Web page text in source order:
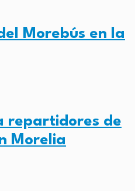
Morebús en la
repartidores de
Morelia